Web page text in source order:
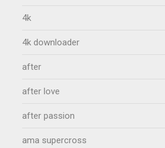
4k
4k downloader
after
after love
after passion
ama supercross